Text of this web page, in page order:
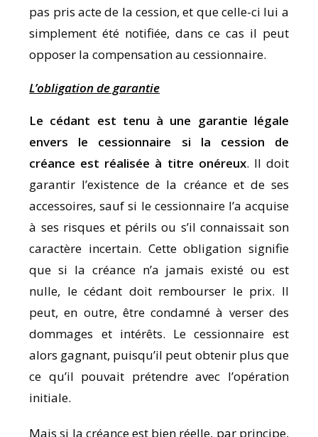
pas pris acte de la cession, et que celle-ci lui a
simplement été notifiée, dans ce cas il peut
opposer la compensation au cessionnaire.
L’obligation de garantie
Le cédant est tenu à une garantie légale
envers le cessionnaire si la cession de
créance est réalisée à titre onéreux. Il doit
garantir l’existence de la créance et de ses
accessoires, sauf si le cessionnaire l’a acquise
à ses risques et périls ou s’il connaissait son
caractère incertain. Cette obligation signifie
que si la créance n’a jamais existé ou est
nulle, le cédant doit rembourser le prix. Il
peut, en outre, être condamné à verser des
dommages et intérêts. Le cessionnaire est
alors gagnant, puisqu’il peut obtenir plus que
ce qu’il pouvait prétendre avec l’opération
initiale.
Mais si la créance est bien réelle, par principe,